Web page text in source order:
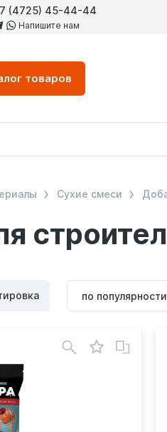
(4725) 45-44-44
Напишите нам
товаров
Сухие смеси